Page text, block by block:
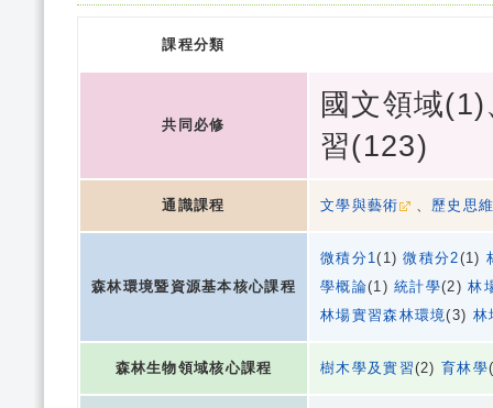
課程分類
共同必修
國文領域
習(123)
通識課程 文學與藝術 、 歷史思
森林環境暨資源基本核心課程
微積分1(1)微積分2(1)
學概論(1)統計學(2)林
林場實習森林環境(3) 林
森林生物領域核心課程 樹木學及實習(2)育林學